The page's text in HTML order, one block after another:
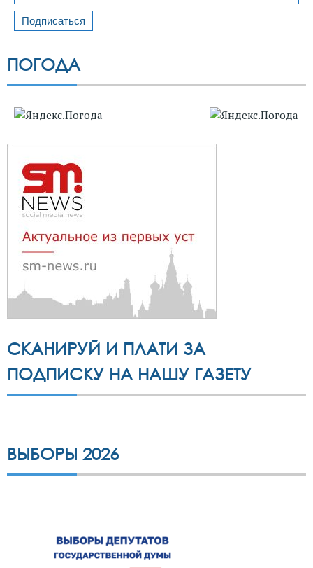
ПОГОДА
СКАНИРУЙ И ПЛАТИ ЗА
ПОДПИСКУ НА НАШУ ГАЗЕТУ
ВЫБОРЫ 2026